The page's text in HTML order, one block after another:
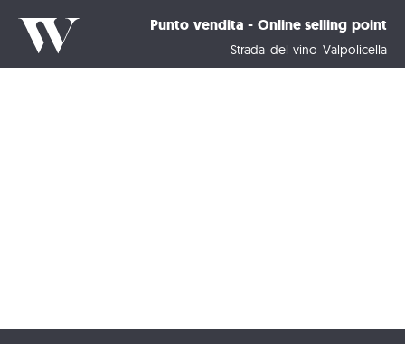
Punto vendita - Online selling point
Strada del vino Valpolicella